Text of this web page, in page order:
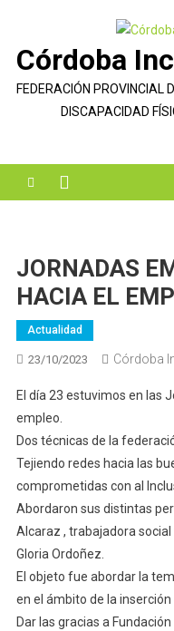
contenido
Córdoba
FEDERACIÓN PROVINCIAL
DISCAPACIDAD
JORNADAS
HACIA EL
Actualidad
23/10/2023 Córdoba
El día 23 estuvimos en las
empleo.
Dos técnicas de la
Tejiendo redes hacia las
comprometidas con al
Abordaron sus distintas
Alcaraz , trabajadora
Gloria Ordoñez.
El objeto fue abordar la
en el ámbito de la inserción
Dar las gracias a